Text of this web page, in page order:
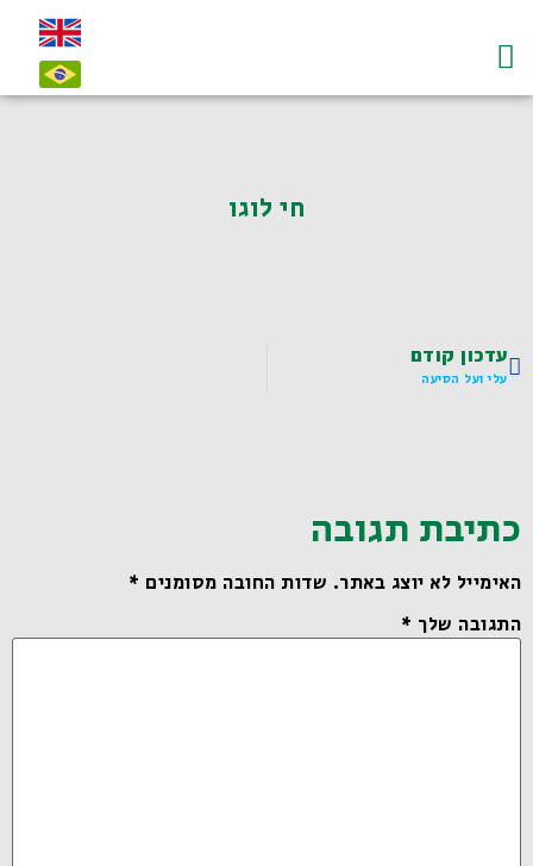
חי לוגו
עדכון קודם
עלי ועל הסיעה
כתיבת תגובה
האימייל לא יוצג באתר. שדות החובה מסומנים *
התגובה שלך *